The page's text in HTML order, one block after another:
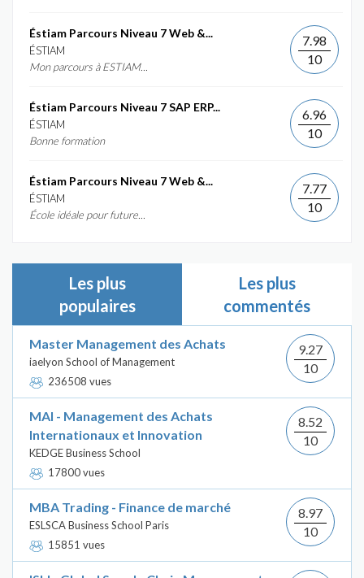
Éstiam Parcours Niveau 7 Web &...
ÉSTIAM
Mon parcours à ESTIAM...
7.98
10
Éstiam Parcours Niveau 7 SAP ERP...
ÉSTIAM
Bonne formation
6.96
10
Éstiam Parcours Niveau 7 Web &...
ÉSTIAM
École idéale pour future...
7.77
10
Les plus
populaires
Les plus
commentés
Master Management des Achats
iaelyon School of Management
236508 vues
9.27
10
MAI - Management des Achats
Internationaux et Innovation
KEDGE Business School
17800 vues
8.52
10
MBA Trading - Finance de marché
ESLSCA Business School Paris
15851 vues
8.97
10